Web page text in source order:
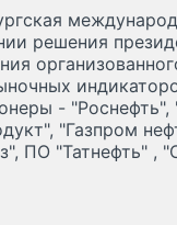
решения
- "Роснефть",
"Газпром
ПО "Татнефть" ,